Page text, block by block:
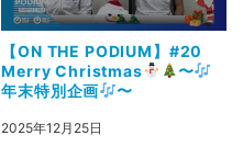
【ON THE PODIUM】#20
Merry Christmas
〜
年末特別企画
〜
2025年12月25日